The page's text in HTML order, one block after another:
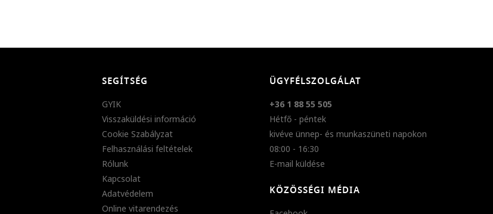
SEGÍTSÉG
GYIK
Visszaküldési információ
Cookie Szabályzat
Felhasználási feltételek
Rólunk
Kapcsolat
Adatvédelem
Online vitarendezés
ÜGYFÉLSZOLGÁLAT
+36 1 88 55 505
Hétfő - péntek
kivéve ünnep- és munkaszüneti napokon
08:00 - 16:30
E-mail küldése
KÖZÖSSÉGI MÉDIA